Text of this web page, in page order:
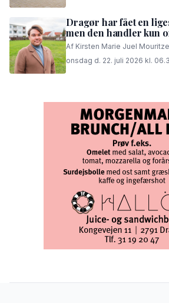
Dragør har fået en
men den handler kun
Af Kirsten Marie Juel
onsdag d. 22. juli 2026 kl.